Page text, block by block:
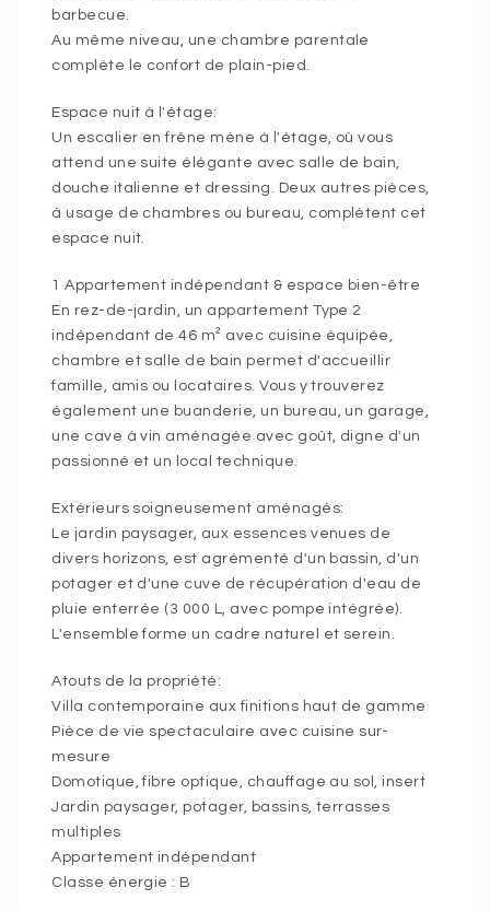
barbecue.
Au même niveau, une chambre parentale
complète le confort de plain-pied.
Espace nuit à l'étage:
Un escalier en frêne mène à l'étage, où vous
attend une suite élégante avec salle de bain,
douche italienne et dressing. Deux autres pièces,
à usage de chambres ou bureau, complètent cet
espace nuit.
1 Appartement indépendant & espace bien-être
En rez-de-jardin, un appartement Type 2
indépendant de 46 m² avec cuisine équipée,
chambre et salle de bain permet d'accueillir
famille, amis ou locataires. Vous y trouverez
également une buanderie, un bureau, un garage,
une cave à vin aménagée avec goût, digne d'un
passionné et un local technique.
Extérieurs soigneusement aménagés:
Le jardin paysager, aux essences venues de
divers horizons, est agrémenté d'un bassin, d'un
potager et d'une cuve de récupération d'eau de
pluie enterrée (3 000 L, avec pompe intégrée).
L'ensemble forme un cadre naturel et serein.
Atouts de la propriété:
Villa contemporaine aux finitions haut de gamme
Pièce de vie spectaculaire avec cuisine sur-
mesure
Domotique, fibre optique, chauffage au sol, insert
Jardin paysager, potager, bassins, terrasses
multiples
Appartement indépendant
Classe énergie : B